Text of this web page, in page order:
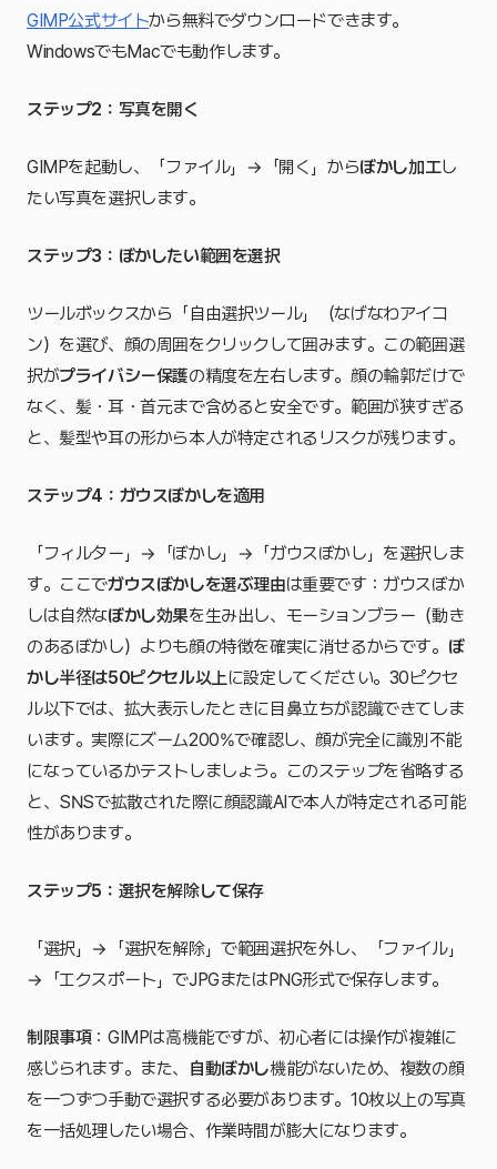
GIMP公式サイトから無料でダウンロードできます。
WindowsでもMacでも動作します。
ステップ2：写真を開く
GIMPを起動し、「ファイル」→「開く」からぼかし加工し
たい写真を選択します。
ステップ3：ぼかしたい範囲を選択
ツールボックスから「自由選択ツール」（なげなわアイコ
ン）を選び、顔の周囲をクリックして囲みます。この範囲選
択がプライバシー保護の精度を左右します。顔の輪郭だけで
なく、髪・耳・首元まで含めると安全です。範囲が狭すぎる
と、髪型や耳の形から本人が特定されるリスクが残ります。
ステップ4：ガウスぼかしを適用
「フィルター」→「ぼかし」→「ガウスぼかし」を選択しま
す。ここでガウスぼかしを選ぶ理由は重要です：ガウスぼか
しは自然なぼかし効果を生み出し、モーションブラー（動き
のあるぼかし）よりも顔の特徴を確実に消せるからです。 ぼ
かし半径は50ピクセル以上に設定してください。30ピクセ
ル以下では、拡大表示したときに目鼻立ちが認識できてしま
います。実際にズーム200%で確認し、顔が完全に識別不能
になっているかテストしましょう。このステップを省略する
と、SNSで拡散された際に顔認識AIで本人が特定される可能
性があります。
ステップ5：選択を解除して保存
「選択」→「選択を解除」で範囲選択を外し、「ファイル」
→「エクスポート」でJPGまたはPNG形式で保存します。
制限事項：GIMPは高機能ですが、初心者には操作が複雑に
感じられます。また、
自動ぼかし機能がないため、複数の顔
を一つずつ手動で選択する必要があります。10枚以上の写真
を一括処理したい場合、作業時間が膨大になります。